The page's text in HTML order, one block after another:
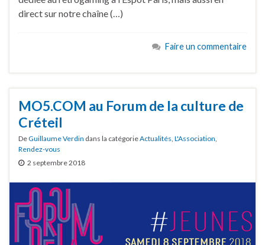
direct sur notre chaîne (…)
Faire un commentaire
MO5.COM au Forum de la culture de
Créteil
DeGuillaume Verdin dans la catégorieActualités, L'Association,
Rendez-vous
2 septembre 2018